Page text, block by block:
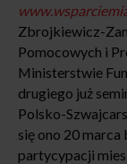
Zbrojkiewicz-
Pomocowych i
Ministerstwie
drugiego już
Polsko-
się ono 20 marca
partycypacji